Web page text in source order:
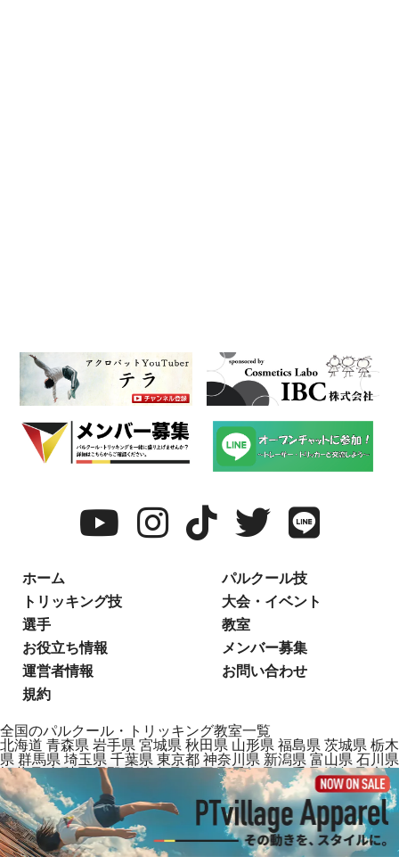
ホーム
パルクール技
トリッキング技
大会・イベント
選手
教室
お役立ち情報
メンバー募集
運営者情報
お問い合わせ
規約
全国のパルクール・トリッキング教室一覧
北海道 青森県 岩手県 宮城県 秋田県 山形県 福島県 茨城県 栃木
県 群馬県 埼玉県 千葉県 東京都 神奈川県 新潟県 富山県 石川県
福井県
長野県 静岡県 愛知県 三重県 滋賀県 京都
府 大阪府 兵庫県 奈良県 鳥取県 島根県 岡山県 広島県
山口県 徳島県 香川県 愛媛県 高知県 福岡県 佐賀県 長崎県 熊本
県 大分県 宮崎県 鹿児島県 沖縄県
2025 PTvillage